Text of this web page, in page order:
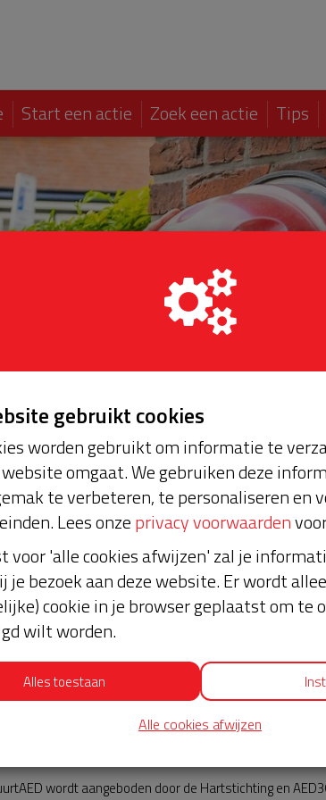
Start een actie Zoek een actie Tips
Nieuws
wordt aangeboden door de Hartstichting en
gebruikt cookies
worden gebruikt om informatie te
omgaat. We gebruiken deze
te verbeteren, te personaliseren en
Lees onzeprivacy voorwaarden
voor 'alle cookies afwijzen' zal je
je bezoek aan deze website. Er wordt
cookie in je browser geplaatst om te
wilt worden.
Alles toestaan
Alle cookies afwijzen